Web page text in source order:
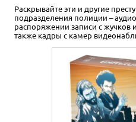
Раскрывайте эти и другие
подразделения полиции –
распоряжении записи с
также кадры с камер